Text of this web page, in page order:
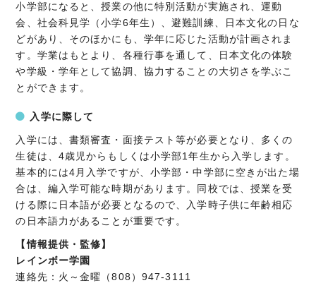
小学部になると、授業の他に特別活動が実施され、運動
会、社会科見学（小学6年生）、避難訓練、日本文化の日な
どがあり、そのほかにも、学年に応じた活動が計画されま
す。学業はもとより、各種行事を通して、日本文化の体験
や学級・学年として協調、協力することの大切さを学ぶこ
とができます。
入学に際して
入学には、書類審査・面接テスト等が必要となり、多くの
生徒は、4歳児からもしくは小学部1年生から入学します。
基本的には4月入学ですが、小学部・中学部に空きが出た場
合は、編入学可能な時期があります。同校では、授業を受
ける際に日本語が必要となるので、入学時子供に年齢相応
の日本語力があることが重要です。
【情報提供・監修】
レインボー学園
連絡先：火～金曜（808）947-3111